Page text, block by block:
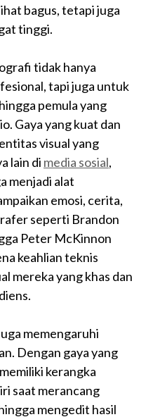
bagus, tetapi juga
tinggi.
tidak hanya
tapi juga untuk
pemula yang
Gaya yang kuat dan
visual yang
lain di media sosial,
menjadi alat
emosi, cerita,
seperti Brandon
Peter McKinnon
keahlian teknis
mereka yang khas dan
memengaruhi
Dengan gaya yang
kerangka
saat merancang
mengedit hasil